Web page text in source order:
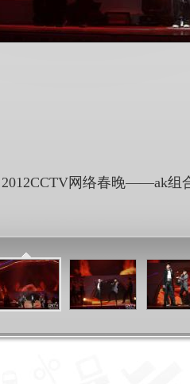
2012CCTV网络春晚——ak组